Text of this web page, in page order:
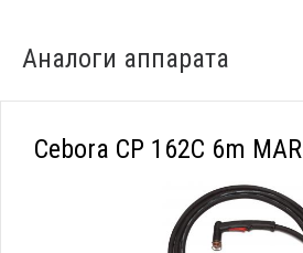
Аналоги аппарата
Cebora CP 162C 6m MAR